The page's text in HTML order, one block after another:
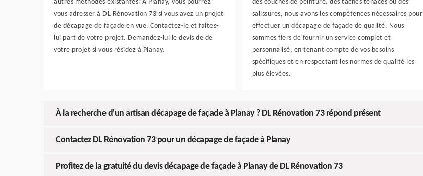
autres méthodes existantes. À Planay, vous pourrez
vous adresser à DL Rénovation 73 si vous avez un projet
de décapage de façade en vue. Contactez-le et faites-
lui part de votre projet. Demandez-lui le devis de de
votre projet si vous résidez à Planay.
des couches de peinture, des taches tenaces ou des
salissures, nous avons les compétences nécessaires pour
effectuer un décapage de façade de qualité. Nous
sommes fiers de fournir un service complet et
personnalisé, en tenant compte de vos besoins
spécifiques et en respectant les normes de qualité les
plus élevées.
À la recherche d'un artisan décapage de façade à Planay ? DL Rénovation 73 répond présent
Contactez DL Rénovation 73 pour un décapage de façade à Planay
Profitez de la gratuité du devis décapage de façade à Planay de DL Rénovation 73